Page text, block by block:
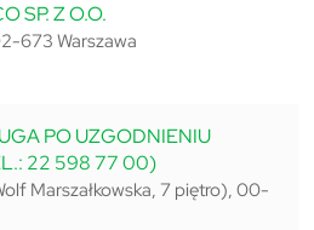
SP. Z O.O.
673 Warszawa
PO UZGODNIENIU
22 598 77 00)
Marszałkowska, 7 piętro), 00-